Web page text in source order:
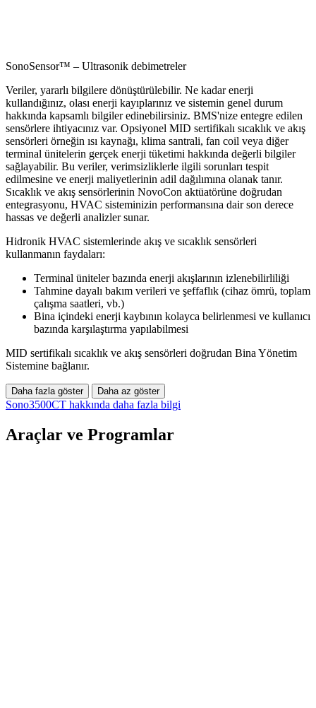
SonoSensor™ – Ultrasonik debimetreler
Veriler, yararlı bilgilere dönüştürülebilir. Ne kadar enerji
kullandığınız, olası enerji kayıplarınız ve sistemin genel durum
hakkında kapsamlı bilgiler edinebilirsiniz. BMS'nize entegre edilen
sensörlere ihtiyacınız var. Opsiyonel MID sertifikalı sıcaklık ve akış
sensörleri örneğin ısı kaynağı, klima santrali, fan coil veya diğer
terminal ünitelerin gerçek enerji tüketimi hakkında değerli bilgiler
sağlayabilir. Bu veriler, verimsizliklerle ilgili sorunları tespit
edilmesine ve enerji maliyetlerinin adil dağılımına olanak tanır.
Sıcaklık ve akış sensörlerinin NovoCon aktüatörüne doğrudan
entegrasyonu, HVAC sisteminizin performansına dair son derece
hassas ve değerli analizler sunar.
Hidronik HVAC sistemlerinde akış ve sıcaklık sensörleri
kullanmanın faydaları:
Terminal üniteler bazında enerji akışlarının izlenebilirliliği
Tahmine dayalı bakım verileri ve şeffaflık (cihaz ömrü, toplam
çalışma saatleri, vb.)
Bina içindeki enerji kaybının kolayca belirlenmesi ve kullanıcı
bazında karşılaştırma yapılabilmesi
MID sertifikalı sıcaklık ve akış sensörleri doğrudan Bina Yönetim
Sistemine bağlanır.
Daha fazla göster Daha az göster
Sono3500CT hakkında daha fazla bilgi
Araçlar ve Programlar